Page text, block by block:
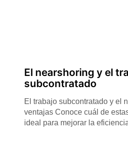
El nearshoring y el
subcontratado
El trabajo subcontratado y el
ventajas Conoce cuál de
ideal para mejorar la